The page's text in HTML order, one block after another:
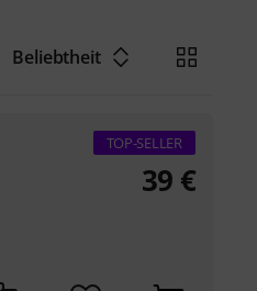
Beliebtheit
TOP-SELLER
39 €